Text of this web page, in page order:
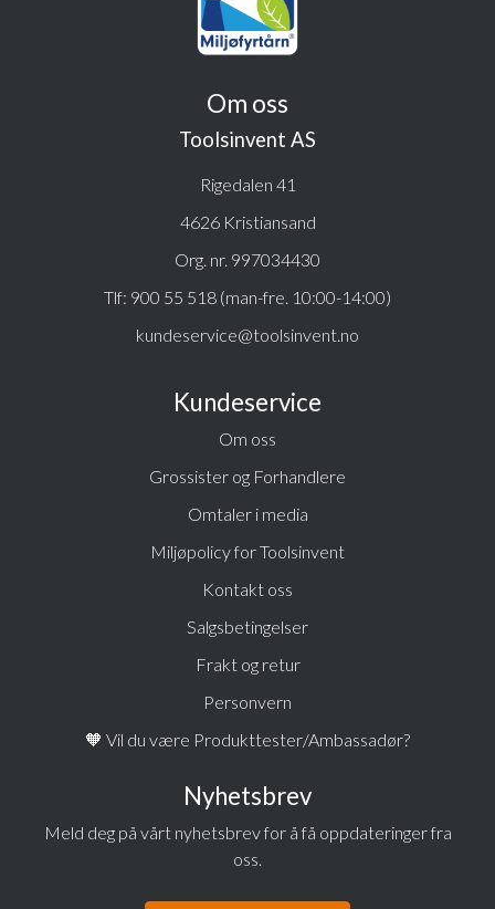
Om oss
Toolsinvent AS
Rigedalen 41
4626 Kristiansand
Org. nr. 997034430
Tlf: 900 55 518 (man-fre. 10:00-14:00)
kundeservice@toolsinvent.no
Kundeservice
Om oss
Grossister og Forhandlere
Omtaler i media
Miljøpolicy for Toolsinvent
Kontakt oss
Salgsbetingelser
Frakt og retur
Personvern
🧡 Vil du være Produkttester/Ambassadør?
Nyhetsbrev
Meld deg på vårt nyhetsbrev for å få oppdateringer fra
oss.